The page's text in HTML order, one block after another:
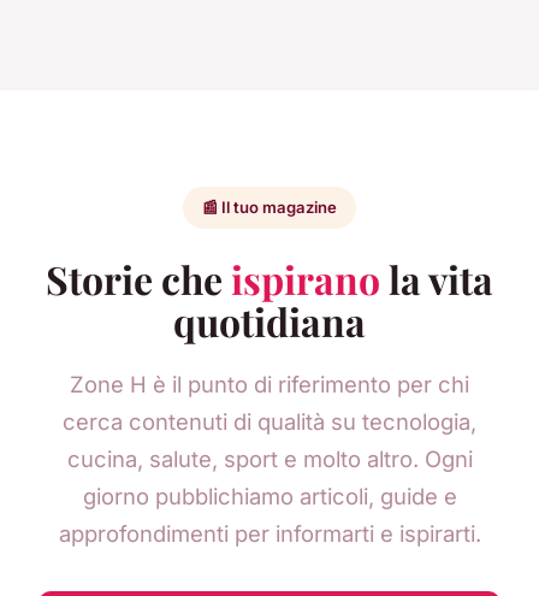
📰 Il tuo magazine
Storie cheispiranola vita
quotidiana
Zone H è il punto di riferimento per chi
cerca contenuti di qualità su tecnologia,
cucina, salute, sport e molto altro. Ogni
giorno pubblichiamo articoli, guide e
approfondimenti per informarti e ispirarti.